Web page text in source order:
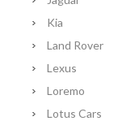
Kia
Land Rover
Lexus
Loremo
Lotus Cars